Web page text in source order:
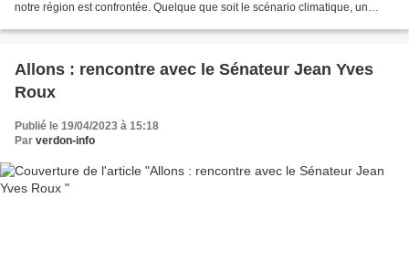
notre région est confrontée. Quelque que soit le scénario climatique, un
Allons : rencontre avec le Sénateur Jean Yves
Roux
Publié le 19/04/2023 à 15:18
Par verdon-info